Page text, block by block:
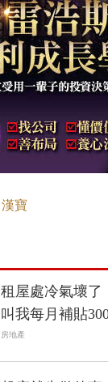
漢寶
租屋處冷氣壞了
叫我每月補貼
房地產